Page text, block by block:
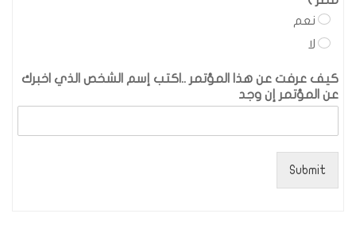
نعم
لا
كيف عرفت عن هذا المؤتمر ..اكتب إسم الشخص الذي اخبرك
عن المؤتمر إن وجد
Submit